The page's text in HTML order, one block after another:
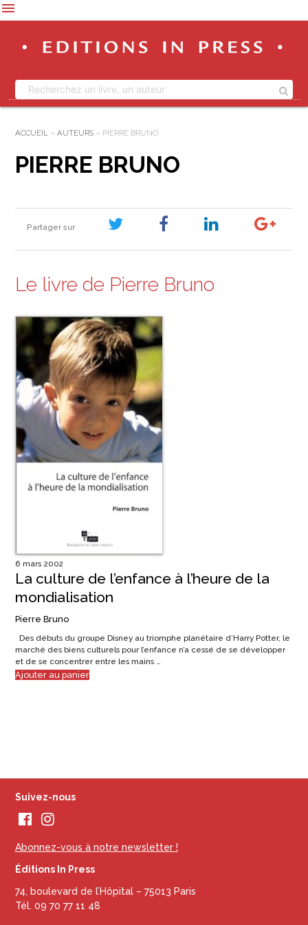
menu
ACCUEIL » AUTEURS» PIERRE BRUNO
PIERRE BRUNO
Partager sur
Le livre de Pierre Bruno
6 mars 2002
La culture de l’enfance à l’heure de la
mondialisation
Pierre Bruno
Des débuts du groupe Disney au triomphe planétaire d’Harry Potter, le
marché des biens culturels pour l’enfance n’a cessé de se développer
et de se concentrer entre les mains …
Ajouter au panier
Suivez-nous
Abonnez-vous à notre newsletter !
Éditions In Press
74, boulevard de l’Hôpital – 75013 Paris
Tél. 09 70 77 11 48